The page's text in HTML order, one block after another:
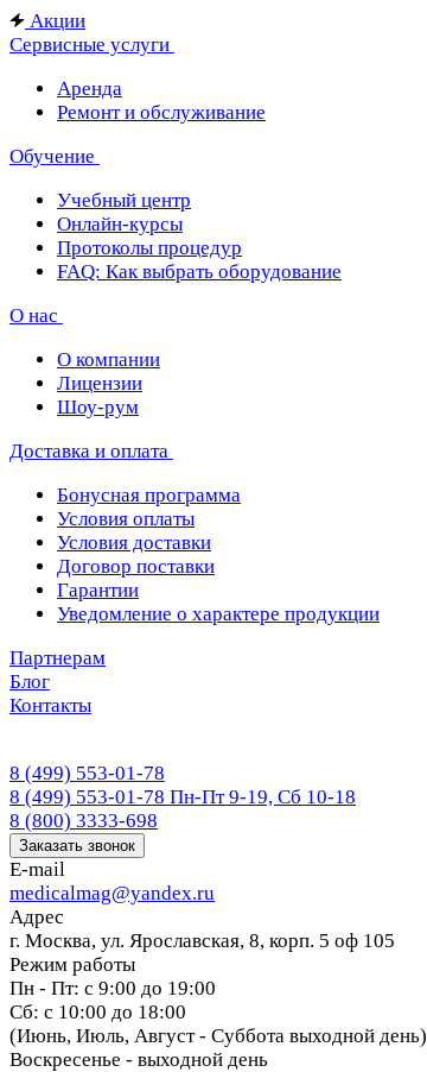
Акции
Сервисные услуги
Аренда
Ремонт и обслуживание
Обучение
Учебный центр
Онлайн-курсы
Протоколы процедур
FAQ: Как выбрать оборудование
О нас
О компании
Лицензии
Шоу-рум
Доставка и оплата
Бонусная программа
Условия оплаты
Условия доставки
Договор поставки
Гарантии
Уведомление о характере продукции
Партнерам
Блог
Контакты
8 (499) 553-01-78
8 (499) 553-01-78 Пн-Пт 9-19, Сб 10-18
8 (800) 3333-698
Заказать звонок
E-mail
medicalmag@yandex.ru
Адрес
г. Москва, ул. Ярославская, 8, корп. 5 оф 105
Режим работы
Пн - Пт: с 9:00 до 19:00
Сб: с 10:00 до 18:00
(Июнь, Июль, Август - Суббота выходной день)
Воскресенье - выходной день